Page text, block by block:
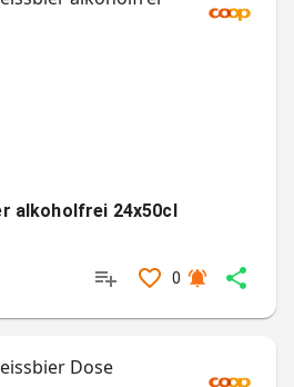
alkoholfrei 24x50cl
0